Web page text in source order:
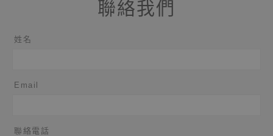
聯絡我們
姓名
Email
聯絡電話